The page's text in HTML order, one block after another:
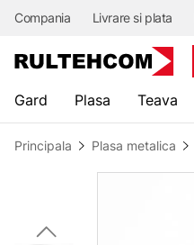
Compania Livrare si plata
Gard Plasa Teava
Principala Plasa metalica